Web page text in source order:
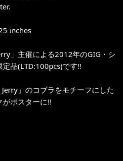
inches
」主催による2012年のGIG・シ
品(LTD:100pcs)です!!
」のコブラをモチーフにした
ポスターに!!